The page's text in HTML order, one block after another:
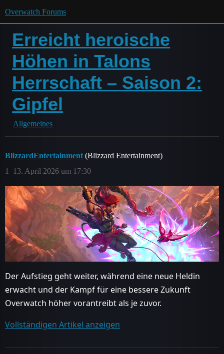
Overwatch Forums
Erreicht heroische
Höhen in Talons
Herrschaft – Saison 2:
Gipfel
Allgemeines
BlizzardEntertainment (Blizzard Entertainment)
13. April 2026 um 17:30
1
Der Aufstieg geht weiter, während eine neue Heldin
erwacht und der Kampf für eine bessere Zukunft
Overwatch höher vorantreibt als je zuvor.
Vollständigen Artikel anzeigen